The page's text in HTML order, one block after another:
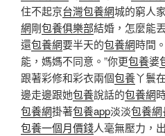
住不起京台灣包養網城的窮人
網剛包養俱樂部結婚，怎麼能
還包養網要半天的包養網時間
能，媽媽不同意。”你更包養婆
跟著彩修和彩衣兩個包養丫鬟
邊走邊跟她包養說話的包養網
包養網掛著包養app淡淡包養網
包養一個月價錢人毫無壓力，出